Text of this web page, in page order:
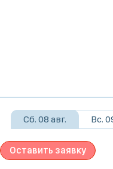
Сб. 08 авг. Вс.
Оставить заявку